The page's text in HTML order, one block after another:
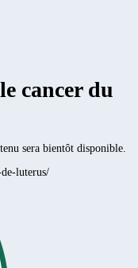
cancer du
sera bientôt disponible.
luterus/